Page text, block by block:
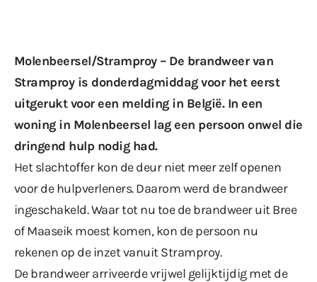
Molenbeersel/Stramproy – De brandweer van
Stramproy is donderdagmiddag voor het eerst
uitgerukt voor een melding in België. In een
woning in Molenbeersel lag een persoon onwel die
dringend hulp nodig had.
Het slachtoffer kon de deur niet meer zelf openen
voor de hulpverleners. Daarom werd de brandweer
ingeschakeld. Waar tot nu toe de brandweer uit Bree
of Maaseik moest komen, kon de persoon nu
rekenen op de inzet vanuit Stramproy.
De brandweer arriveerde vrijwel gelijktijdig met de